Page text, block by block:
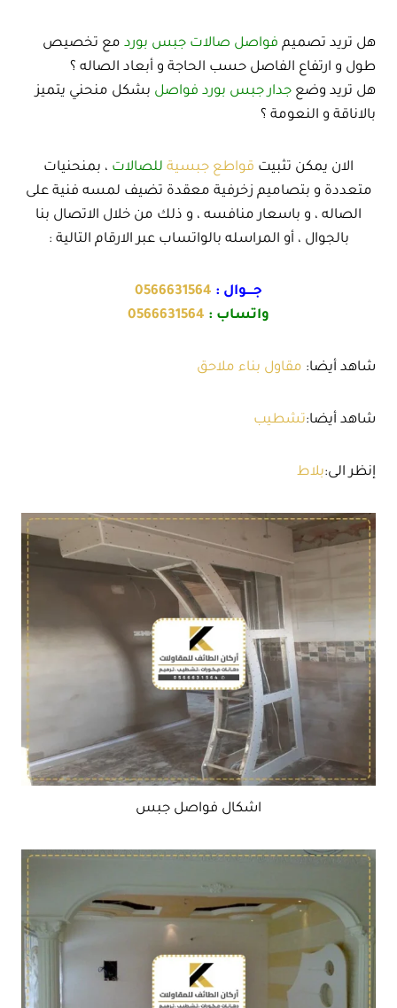
هل تريد تصميم فواصل صالات جبس بورد مع تخصيص
طول و ارتفاع الفاصل حسب الحاجة و أبعاد الصاله ؟
هل تريد وضع جدار جبس بورد فواصل بشكل منحني يتميز
بالاناقة و النعومة ؟
الان يمكن تثبيت قواطع جبسية للصالات ، بمنحنيات
متعددة و بتصاميم زخرفية معقدة تضيف لمسه فنية على
الصاله ، و باسعار منافسه ، و ذلك من خلال الاتصال بنا
بالجوال ، أو المراسله بالواتساب عبر الارقام التالية :
جــــوال : 0566631564
واتساب : 0566631564
شاهد أيضا: مقاول بناء ملاحق
شاهد أيضا:تشطيب
إنظر الى:بلاط
اشكال فواصل جبس